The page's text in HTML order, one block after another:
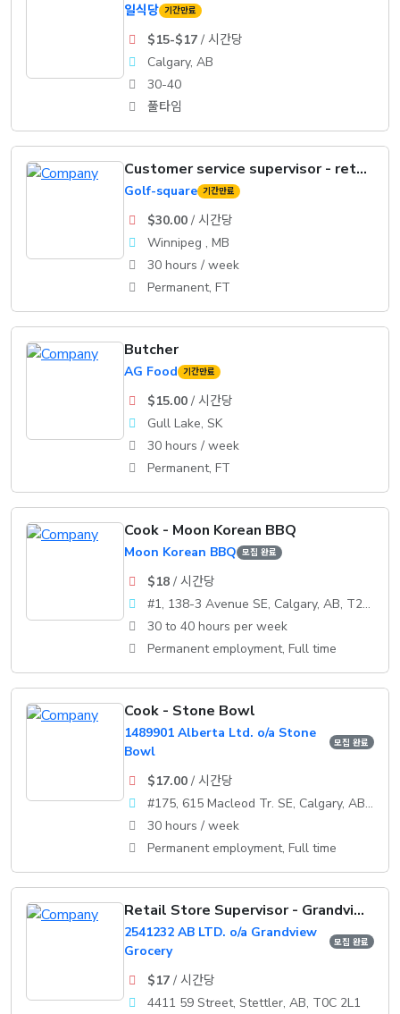
일식당 기간만료
$15-$17/ 시간당
Calgary, AB
30-40
풀타임
Customer service supervisor - retail
Golf-square 기간만료
$30.00/ 시간당
Winnipeg , MB
30 hours / week
Permanent, FT
Butcher
AG Food 기간만료
$15.00/ 시간당
Gull Lake, SK
30 hours / week
Permanent, FT
Cook - Moon Korean BBQ
Moon Korean BBQ 모집 완료
$18/ 시간당
#1, 138-3 Avenue SE, Calgary, AB, T2G 0B7
30 to 40 hours per week
Permanent employment, Full time
Cook - Stone Bowl
1489901 Alberta Ltd. o/a Stone
Bowl
모집 완료
$17.00/ 시간당
#175, 615 Macleod Tr. SE, Calgary, AB, T2G 4T8
30 hours / week
Permanent employment, Full time
Retail Store Supervisor - Grandview Grocery
2541232 AB LTD. o/a Grandview
Grocery
모집 완료
$17/ 시간당
4411 59 Street, Stettler, AB, T0C 2L1